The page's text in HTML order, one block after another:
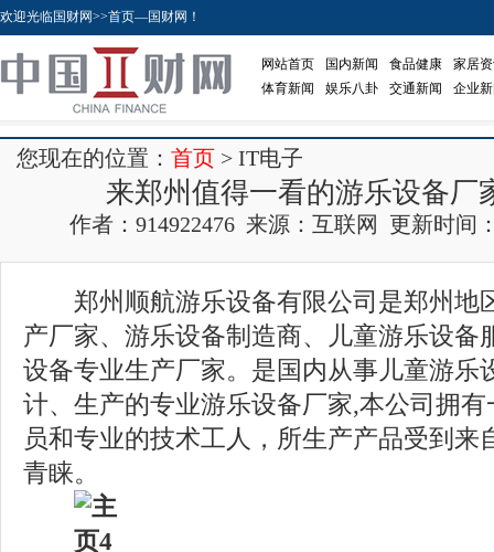
欢迎光临国财网>>首页—国财网！
网站首页 国内新闻 食品健康
家居
体育新闻
娱乐八卦 交通新闻 企业
您现在的位置： 首页 > IT电子
来郑州值得一看的游乐设备厂
作者：914922476 来源：互联网 更新时间
郑州顺航游乐设备有限公司是郑州地
产厂家、游乐设备制造商、儿童游乐设备
设备专业生产厂家。是国内从事儿童游乐
计、生产的专业游乐设备厂家,本公司拥
员和专业的技术工人，所生产产品受到来
青睐。